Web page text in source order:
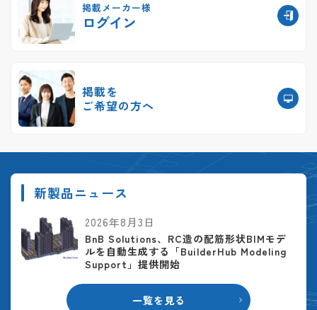
掲載メーカー様
ログイン
掲載を
ご希望の方へ
新製品ニュース
一覧を見る
2026年8月3日
BnB Solutions、RC造の配筋形状BIMモデ
ルを自動生成する「BuilderHub Modeling
Support」提供開始